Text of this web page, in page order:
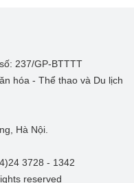
237/GP-BTTTT
hóa - Thể thao và Du lịch
Hà Nội.
3728 - 1342
reserved